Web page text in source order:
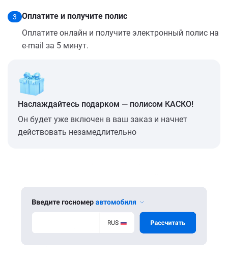
3
Оплатите и получите полис
Оплатите онлайн и получите электронный полис на
e-mail за 5 минут.
Наслаждайтесь подарком — полисом КАСКО!
Он будет уже включен в ваш заказ и начнет
действовать незамедлительно